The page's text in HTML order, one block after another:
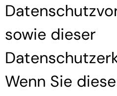
sowie dieser
Wenn Sie